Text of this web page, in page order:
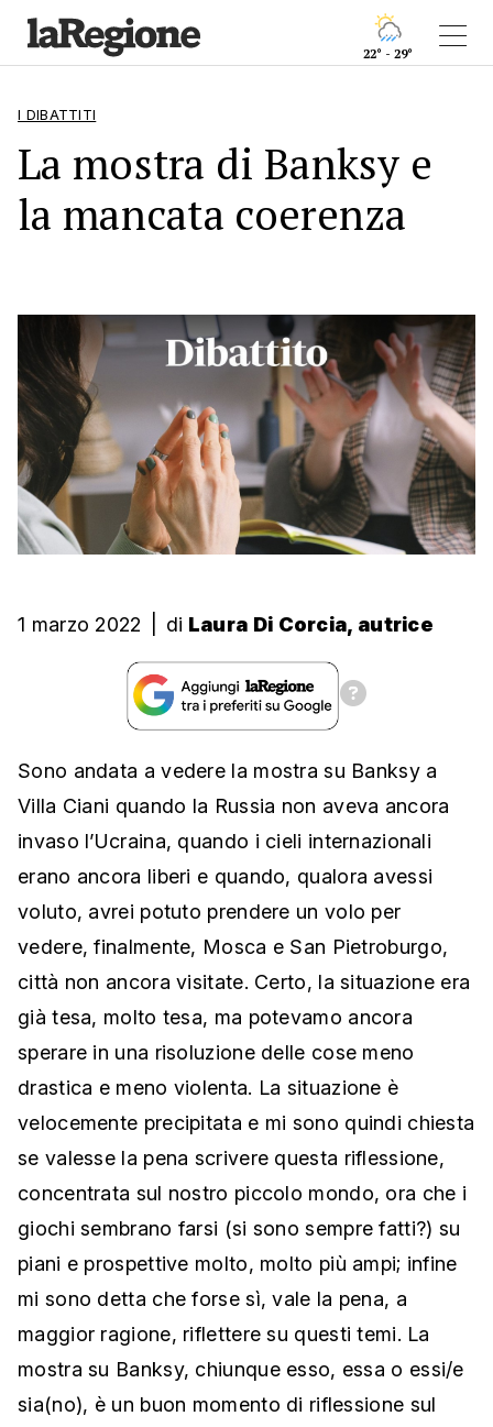
22° - 29°
I DIBATTITI
La mostra di Banksy e
la mancata coerenza
1 marzo 2022 di Laura Di Corcia, autrice
Sono andata a vedere la mostra su Banksy a
Villa Ciani quando la Russia non aveva ancora
invaso l’Ucraina, quando i cieli internazionali
erano ancora liberi e quando, qualora avessi
voluto, avrei potuto prendere un volo per
vedere, finalmente, Mosca e San Pietroburgo,
città non ancora visitate. Certo, la situazione era
già tesa, molto tesa, ma potevamo ancora
sperare in una risoluzione delle cose meno
drastica e meno violenta. La situazione è
velocemente precipitata e mi sono quindi chiesta
se valesse la pena scrivere questa riflessione,
concentrata sul nostro piccolo mondo, ora che i
giochi sembrano farsi (si sono sempre fatti?) su
piani e prospettive molto, molto più ampi; infine
mi sono detta che forse sì, vale la pena, a
maggior ragione, riflettere su questi temi. La
mostra su Banksy, chiunque esso, essa o essi/e
sia(no), è un buon momento di riflessione sul